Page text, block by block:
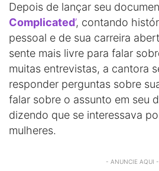
Depois de lançar seu
Complicated’, contando
pessoal e de sua carreira
sente mais livre para falar
muitas entrevistas, a cantora
responder perguntas sobre
falar sobre o assunto em seu
dizendo que se interessava
mulheres.
- ANUNCIE AQUI -